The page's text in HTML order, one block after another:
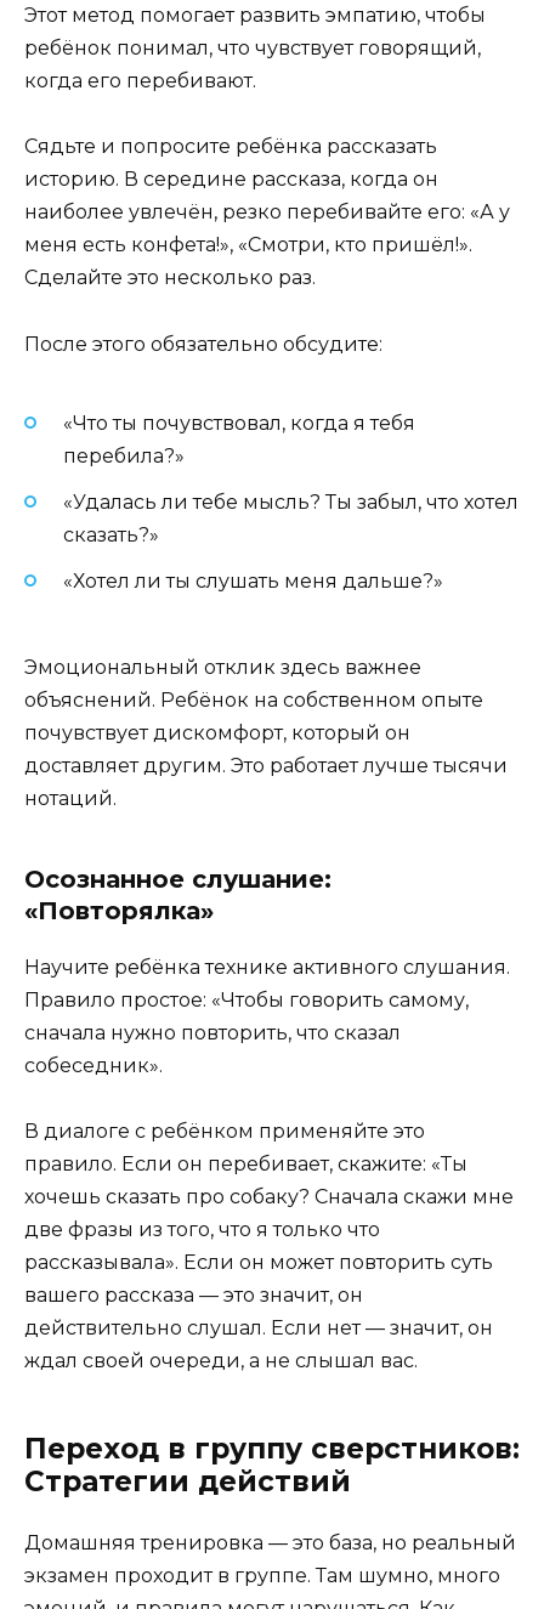
Этот метод помогает развить эмпатию, чтобы
ребёнок понимал, что чувствует говорящий,
когда его перебивают.
Сядьте и попросите ребёнка рассказать
историю. В середине рассказа, когда он
наиболее увлечён, резко перебивайте его: «А у
меня есть конфета!», «Смотри, кто пришёл!».
Сделайте это несколько раз.
После этого обязательно обсудите:
«Что ты почувствовал, когда я тебя
перебила?»
«Удалась ли тебе мысль? Ты забыл, что хотел
сказать?»
«Хотел ли ты слушать меня дальше?»
Эмоциональный отклик здесь важнее
объяснений. Ребёнок на собственном опыте
почувствует дискомфорт, который он
доставляет другим. Это работает лучше тысячи
нотаций.
Осознанное слушание:
«Повторялка»
Научите ребёнка технике активного слушания.
Правило простое: «Чтобы говорить самому,
сначала нужно повторить, что сказал
собеседник».
В диалоге с ребёнком применяйте это
правило. Если он перебивает, скажите: «Ты
хочешь сказать про собаку? Сначала скажи мне
две фразы из того, что я только что
рассказывала». Если он может повторить суть
вашего рассказа — это значит, он
действительно слушал. Если нет — значит, он
ждал своей очереди, а не слышал вас.
Переход в группу сверстников:
Стратегии действий
Домашняя тренировка — это база, но реальный
экзамен проходит в группе. Там шумно, много